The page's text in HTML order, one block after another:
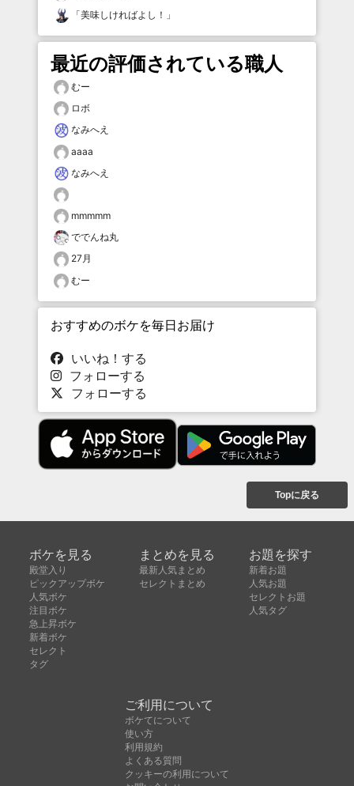
「美味しければよし！ 」
最近の評価されている職人
むー
ロボ
なみへえ
aaaa
なみへえ
mmmmm
ででんね丸
27月
むー
おすすめのボケを毎日お届け
いいね！する
フォローする
フォローする
Topに戻る
ボケを見る
殿堂入り
ピックアップボケ
人気ボケ
注目ボケ
急上昇ボケ
新着ボケ
セレクト
タグ
まとめを見る
最新人気まとめ
セレクトまとめ
お題を探す
新着お題
人気お題
セレクトお題
人気タグ
ご利用について
ボケてについて
使い方
利用規約
よくある質問
クッキーの利用について